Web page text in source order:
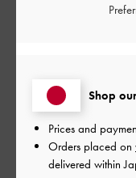
フィルター
Shop
Prices and
Orders placed on
delivered within